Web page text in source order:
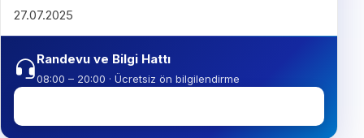
27.07.2025
Randevu ve Bilgi Hattı
08:00 – 20:00 · Ücretsiz ön bilgilendirme